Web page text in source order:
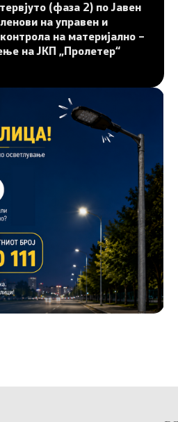
(фаза 2) по Јавен
на управен и
на материјално –
на ЈКП „Пролетер“